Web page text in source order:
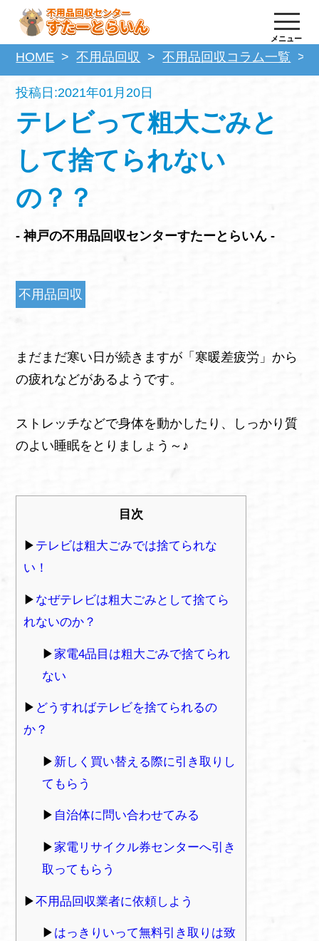
メニュー
HOME 不用品回収 不用品回収コラム一覧
投稿日:2021年01月20日
テレビって粗大ごみと
して捨てられない
の？？
- 神戸の不用品回収センターすたーとらいん -
不用品回収
まだまだ寒い日が続きますが「寒暖差疲労」から
の疲れなどがあるようです。
ストレッチなどで身体を動かしたり、しっかり質
のよい睡眠をとりましょう～♪
目次
テレビは粗大ごみでは捨てられな
い！
なぜテレビは粗大ごみとして捨てら
れないのか？
家電4品目は粗大ごみで捨てられ
ない
どうすればテレビを捨てられるの
か？
新しく買い替える際に引き取りし
てもらう
自治体に問い合わせてみる
家電リサイクル券センターへ引き
取ってもらう
不用品回収業者に依頼しよう
はっきりいって無料引き取りは致